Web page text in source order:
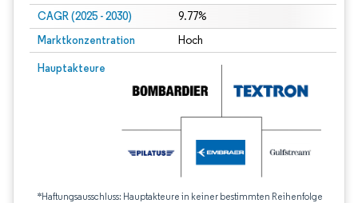
CAGR (2025 - 2030) 9.77%
Marktkonzentration Hoch
Hauptakteure
*Haftungsausschluss: Hauptakteure in keiner bestimmten Reihenfolge